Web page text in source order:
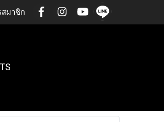
มาชิก